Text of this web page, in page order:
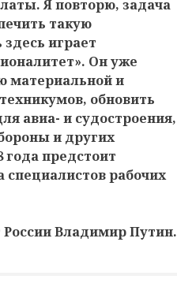
Я повторю, задача
такую
играет
Он уже
материальной и
обновить
авиа- и судостроения,
и других
года предстоит
рабочих
Владимир Путин.